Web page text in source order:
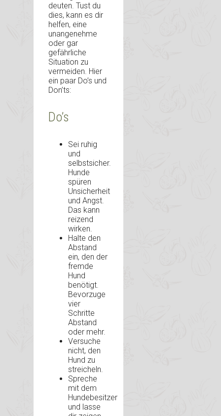
deuten. Tust du
dies, kann es dir
helfen, eine
unangenehme
oder gar
gefährliche
Situation zu
vermeiden. Hier
ein paar Do’s und
Don’ts:
Do’s
Sei ruhig
und
selbstsicher.
Hunde
spüren
Unsicherheit
und Angst.
Das kann
reizend
wirken.
Halte den
Abstand
ein, den der
fremde
Hund
benötigt.
Bevorzuge
vier
Schritte
Abstand
oder mehr.
Versuche
nicht, den
Hund zu
streicheln.
Spreche
mit dem
Hundebesitzer
und lasse